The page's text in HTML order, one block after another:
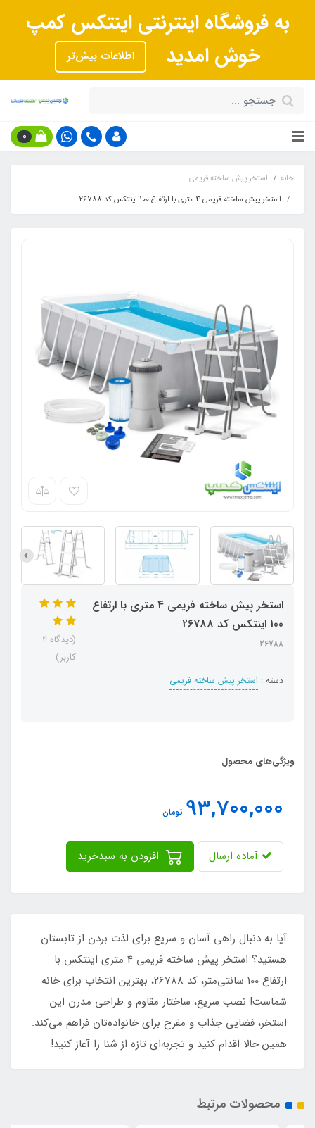
به فروشگاه اینترنتی اینتکس کمپ
خوش امدید
اطلاعات بیش‌تر
0
خانه
استخر پیش ساخته فریمی
استخر پیش ساخته فریمی 4 متری با ارتفاع 100 اینتکس کد 26788
استخر پیش ساخته فریمی 4 متری با ارتفاع
100 اینتکس کد 26788
26788
دسته : استخر پیش ساخته فریمی
(دیدگاه 4
کاربر)
ویژگی‌های محصول
93,700,000 تومان
آماده ارسال
آیا به دنبال راهی آسان و سریع برای لذت بردن از تابستان
هستید؟ استخر پیش ساخته فریمی 4 متری اینتکس با
ارتفاع 100 سانتی‌متر، کد 26788، بهترین انتخاب برای خانه
شماست! نصب سریع، ساختار مقاوم و طراحی مدرن این
استخر، فضایی جذاب و مفرح برای خانواده‌تان فراهم می‌کند.
همین حالا اقدام کنید و تجربه‌ای تازه از شنا را آغاز کنید!
محصولات مرتبط